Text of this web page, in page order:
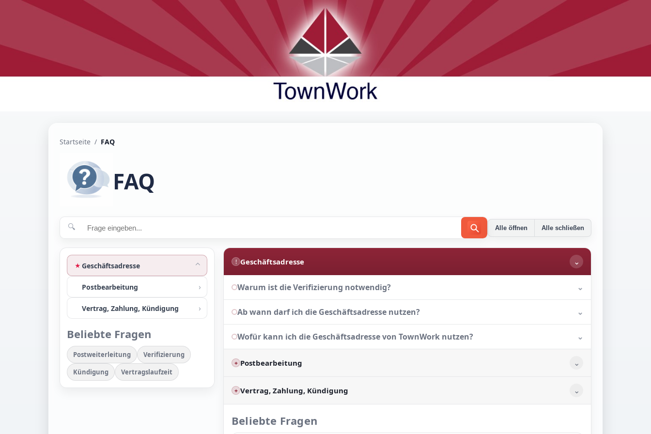
Startseite / FAQ
FAQ
🔍 Alle öffnen Alle schließen
★ Geschäftsadresse ⌃
Postbearbeitung ›
Vertrag, Zahlung, Kündigung ›
Beliebte Fragen
Postweiterleitung
Verifizierung
Kündigung
Vertragslaufzeit
! Geschäftsadresse ⌄
Warum ist die Verifizierung notwendig? ⌄
Ab wann darf ich die Geschäftsadresse nutzen? ⌄
Wofür kann ich die Geschäftsadresse von TownWork nutzen? ⌄
+ Postbearbeitung ⌄
Wie erhalte ich meine Post bei TownWork?
+ Vertrag, Zahlung, Kündigung ⌄
Wie kann ich kündigen?
Beliebte Fragen